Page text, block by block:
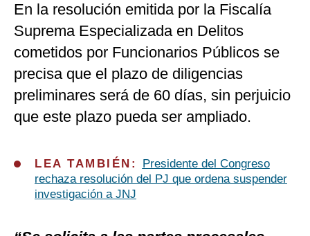
En la resolución emitida por la Fiscalía
Suprema Especializada en Delitos
cometidos por Funcionarios Públicos se
precisa que el plazo de diligencias
preliminares será de 60 días, sin perjuicio
que este plazo pueda ser ampliado.
LEA TAMBIÉN:
Presidente del Congreso
rechaza resolución del PJ que ordena suspender
investigación a JNJ